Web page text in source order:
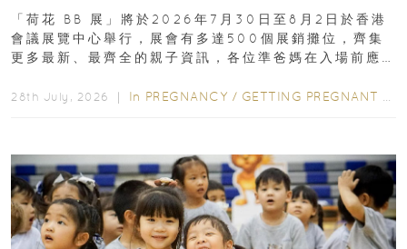
「荷花 BB 展」將於2026年7月30日至8月2日於香港
會議展覽中心舉行，展會有多達500個展銷攤位，齊集
更多最新、最齊全的親子資訊，各位準爸媽在入場前應
28th July, 2026 ｜ In PREGNANCY / GETTING PREGNANT